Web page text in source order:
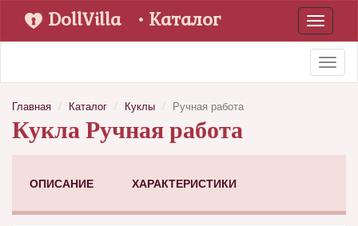
Toggle
DollVilla • Каталог
Главная Каталог Куклы Ручная работа
Кукла Ручная работа
ОПИСАНИЕ ХАРАКТЕРИСТИКИ